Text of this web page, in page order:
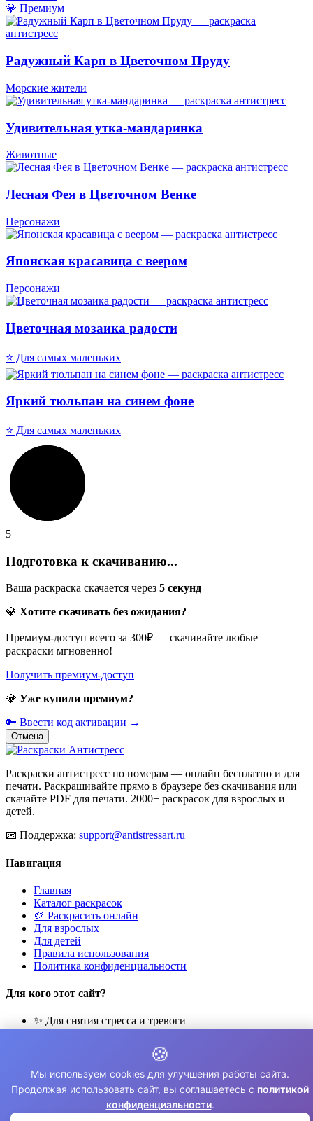
💎 Премиум
Радужный Карп в Цветочном Пруду
Морские жители
Удивительная утка-мандаринка
Животные
Лесная Фея в Цветочном Венке
Персонажи
Японская красавица с веером
Персонажи
Цветочная мозаика радости
⭐ Для самых маленьких
Яркий тюльпан на синем фоне
⭐ Для самых маленьких
5
Подготовка к скачиванию...
Ваша раскраска скачается через 5 секунд
💎 Хотите скачивать без ожидания?
Премиум-доступ всего за 300₽ — скачивайте любые
раскраски мгновенно!
Получить премиум-доступ
💎 Уже купили премиум?
🔑 Ввести код активации →
Отмена
Раскраски антистресс по номерам — онлайн бесплатно и для
печати. Раскрашивайте прямо в браузере без скачивания или
скачайте PDF для печати. 2000+ раскрасок для взрослых и
детей.
📧 Поддержка: support@antistressart.ru
Навигация
Главная
Каталог раскрасок
🎨 Раскрасить онлайн
Для взрослых
Для детей
Правила использования
Политика конфиденциальности
Для кого этот сайт?
✨ Для снятия стресса и тревоги
🧘 Для медитации и расслабления
👨‍👩‍👧‍👦 Для семейного досуга
© 2026 Раскраски Антистресс. Все права защищены.
⚠️ Все раскраски для личного использования. Коммерческое
🍪
Мы используем cookies для улучшения работы сайта.
Продолжая использовать сайт, вы соглашаетесь с политикой
конфиденциальности.